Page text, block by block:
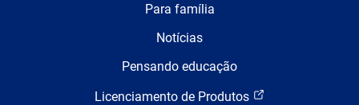
Para família
Notícias
Pensando educação
Licenciamento de Produtos